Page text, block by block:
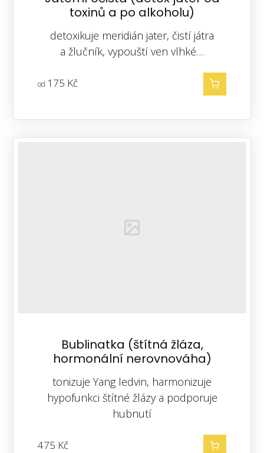
toxinů a po alkoholu)
detoxikuje meridián jater, čistí játra
a žlučník, vypouští ven vlhké…
od 175 Kč
Bublinatka (štítná žláza,
hormonální nerovnováha)
tonizuje Yang ledvin, harmonizuje
hypofunkci štítné žlázy a podporuje
hubnutí
475 Kč